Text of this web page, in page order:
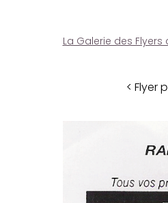
La Galerie des
< Flyer